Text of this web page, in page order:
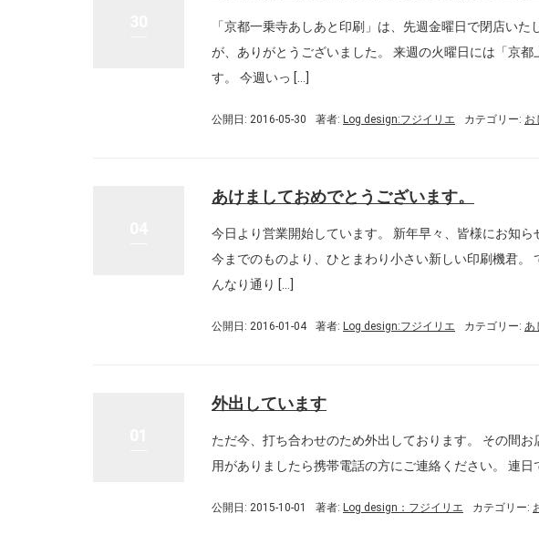
「京都一乗寺あしあと印刷」は、先週金曜日で閉店い
が、ありがとうございました。 来週の火曜日には「京
す。 今週いっ […]
公開日: 2016-05-30 著者: Log design:フジイリエ カテゴリー: お
あけましておめでとうございます。
今日より営業開始しています。 新年早々、皆様にお知
今までのものより、ひとまわり小さい新しい印刷機君
んなり通り […]
公開日: 2016-01-04 著者: Log design:フジイリエ カテゴリー: あ
外出しています
ただ今、打ち合わせのため外出しております。 その間
用がありましたら携帯電話の方にご連絡ください。 連
公開日: 2015-10-01 著者: Log design：フジイリエ カテゴリー: